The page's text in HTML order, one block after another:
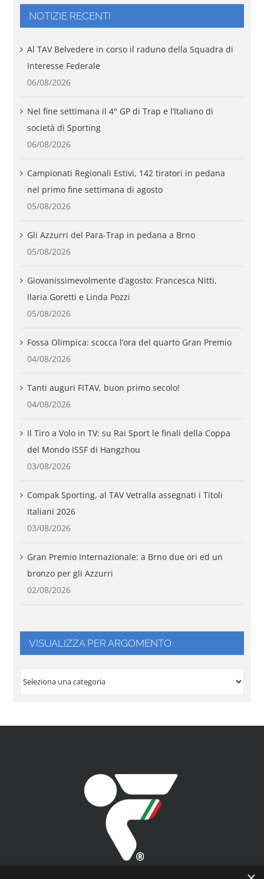
NOTIZIE RECENTI
Al TAV Belvedere in corso il raduno della Squadra di
Interesse Federale
06/08/2026
Nel fine settimana il 4° GP di Trap e l’Italiano di
società di Sporting
06/08/2026
Campionati Regionali Estivi, 142 tiratori in pedana
nel primo fine settimana di agosto
05/08/2026
Gli Azzurri del Para-Trap in pedana a Brno
05/08/2026
Giovanissimevolmente d’agosto: Francesca Nitti,
Ilaria Goretti e Linda Pozzi
05/08/2026
Fossa Olimpica: scocca l’ora del quarto Gran Premio
04/08/2026
Tanti auguri FITAV, buon primo secolo!
04/08/2026
Il Tiro a Volo in TV: su Rai Sport le finali della Coppa
del Mondo ISSF di Hangzhou
03/08/2026
Compak Sporting, al TAV Vetralla assegnati i Titoli
Italiani 2026
03/08/2026
Gran Premio Internazionale: a Brno due ori ed un
bronzo per gli Azzurri
02/08/2026
VISUALIZZA PER ARGOMENTO